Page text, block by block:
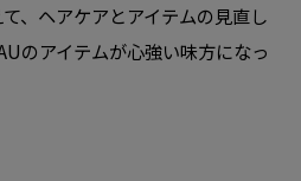
、ヘアケアとアイテムの見直し
のアイテムが心強い味方になっ